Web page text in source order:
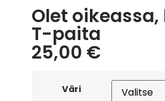
Olet
T-paita
25,00 €
Väri